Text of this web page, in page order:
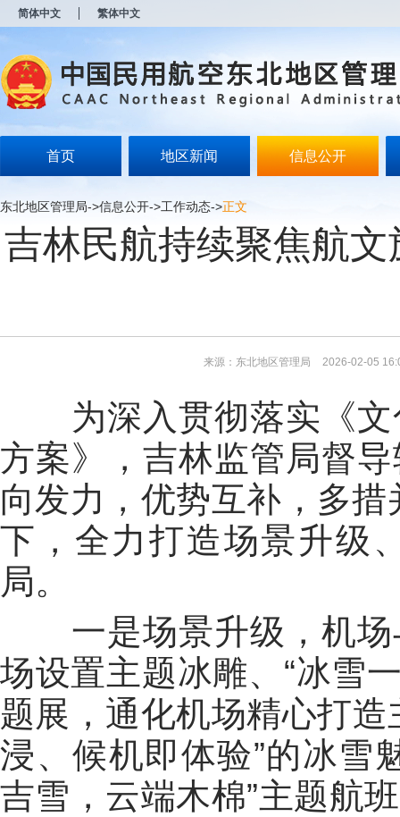
简体中文 繁体中文
首页 地区新闻 信息公开
东北地区管理局->信息公开->工作动态->正文
吉林民航持续聚焦航
来源：东北地区管理局 2026-02-05
为深入贯彻落实《文
方案》，吉林监管局督
向发力，优势互补，多措
下，全力打造场景升级
局。
一是场景升级，机场
场设置主题冰雕、“冰雪
题展，通化机场精心打
浸、候机即体验”的冰雪
吉雪，云端木棉”主题航
开
无
障
说
按
Alt
加
波
浪